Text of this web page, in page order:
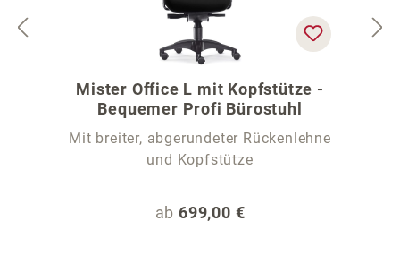
Mister Office L mit Kopfstütze -
Bequemer Profi Bürostuhl
Mit breiter, abgerundeter Rückenlehne
und Kopfstütze
Regulärer Preis:
ab 699,00 €